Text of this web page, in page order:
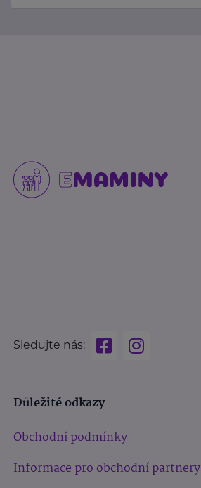
Sledujte nás:
Důležité odkazy
Obchodní podmínky
Informace pro obchodní partnery